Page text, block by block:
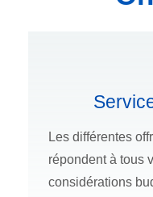
Les différentes
répondent à tous
considérations